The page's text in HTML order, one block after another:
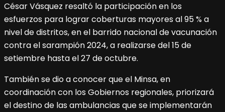
César Vásquez resaltó la participación en los
esfuerzos para lograr coberturas mayores al 95 % a
nivel de distritos, en el barrido nacional de vacunación
contra el sarampión 2024, a realizarse del 15 de
setiembre hasta el 27 de octubre.
También se dio a conocer que el Minsa, en
coordinación con los Gobiernos regionales, priorizará
el destino de las ambulancias que se implementarán